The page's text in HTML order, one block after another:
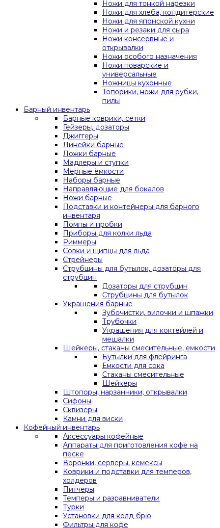
Ножи для тонкой нарезки
Ножи для хлеба, кондитерские
Ножи для японской кухни
Ножи и резаки для сыра
Ножи консервные и
открывалки
Ножи особого назначения
Ножи поварские и
универсальные
Ножницы кухонные
Топорики, ножи для рубки,
пилы
Барный инвентарь
Барные коврики, сетки
Гейзеры, дозаторы
Джиггеры
Линейки барные
Ложки барные
Мадлеры и ступки
Мерные ёмкости
Наборы барные
Направляющие для бокалов
Ножи барные
Подставки и контейнеры для барного
инвентаря
Помпы и пробки
Приборы для колки льда
Риммеры
Совки и щипцы для льда
Стрейнеры
Струбцины для бутылок, дозаторы для
струбцин
Дозаторы для струбцин
Струбцины для бутылок
Украшения барные
Зубочистки, вилочки и шпажки
Трубочки
Украшения для коктейлей и
мешалки
Шейкеры, стаканы смесительные, емкости
Бутылки для флейринга
Емкости для сока
Стаканы смесительные
Шейкеры
Штопоры, нарзанники, открывалки
Сифоны
Сквизеры
Камни для виски
Кофейный инвентарь
Аксессуары кофейные
Аппараты для приготовления кофе на
песке
Воронки, серверы, кемексы
Коврики и подставки для темперов,
холдеров
Питчеры
Темперы и разравниватели
Турки
Установки для колд-брю
Фильтры для кофе